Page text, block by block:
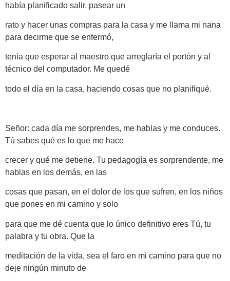
había planificado salir, pasear un
rato y hacer unas compras para la casa y me llama mi nana
para decirme que se enfermó,
tenía que esperar al maestro que arreglaría el portón y al
técnico del computador. Me quedé
todo el día en la casa, haciendo cosas que no planifiqué.
Señor: cada día me sorprendes, me hablas y me conduces.
Tú sabes qué es lo que me hace
crecer y qué me detiene. Tu pedagogía es sorprendente, me
hablas en los demás, en las
cosas que pasan, en el dolor de los que sufren, en los niños
que pones en mi camino y solo
para que me dé cuenta que lo único definitivo eres Tú, tu
palabra y tu obra. Que la
meditación de la vida, sea el faro en mi camino para que no
deje ningún minuto de